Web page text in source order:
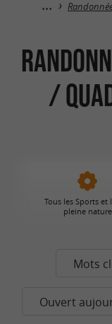
/
Tous les Sports et
pleine nature
Mots
Ouvert